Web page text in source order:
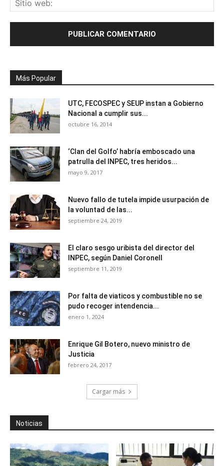
Más Popular
UTC, FECOSPEC y SEUP instan a Gobierno
Nacional a cumplir sus...
octubre 16, 2014
‘Clan del Golfo’ habría emboscado una
patrulla del INPEC, tres heridos...
mayo 9, 2017
Nuevo fallo de tutela impide usurpación de
la voluntad de las...
septiembre 24, 2019
El claro sesgo uribista del director del
INPEC, según Daniel Coronell
septiembre 11, 2019
Por falta de viaticos y combustible no se
pudo recoger intendencia...
enero 1, 2024
Enrique Gil Botero, nuevo ministro de
Justicia
febrero 24, 2017
Cargar más
Noticias